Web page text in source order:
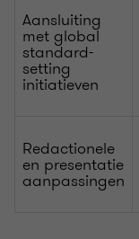
Aansluiting
met global
standard-
setting
initiatieven
Redactionele
en presentatie
aanpassingen